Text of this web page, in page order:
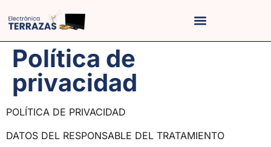
Política de
privacidad
POLÍTICA DE PRIVACIDAD
DATOS DEL RESPONSABLE DEL TRATAMIENTO